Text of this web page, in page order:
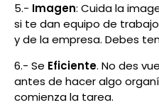
5.- Imagen: Cuida la
si te dan equipo de
y de la empresa. Debes
6.- Se Eficiente. No des
antes de hacer algo
comienza la tarea.